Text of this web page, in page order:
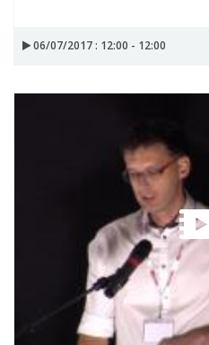
06/07/2017 : 12:00 - 12:00